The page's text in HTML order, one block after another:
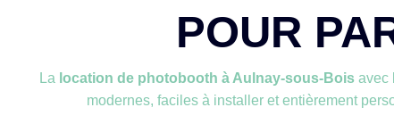
POUR
La location de photobooth à Aulnay-sous-Boisavec
modernes, faciles à installer et entièrement